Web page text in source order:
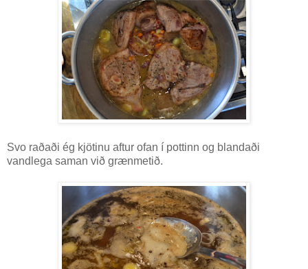
Svo raðaði ég kjötinu aftur ofan í pottinn og blandaði
vandlega saman við grænmetið.